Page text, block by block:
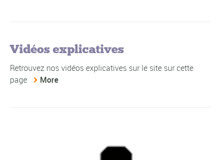
Vidéos explicatives
Retrouvez nos vidéos explicatives sur le site sur cette
page
More